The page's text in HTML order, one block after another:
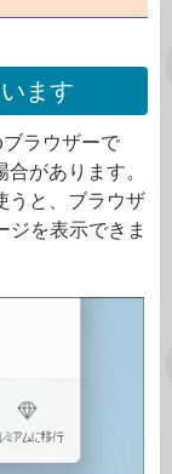
ます
ラウザーで
があります。
うと、ブラウザ
を表示できま